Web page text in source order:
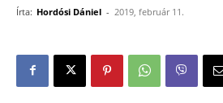
Írta: Hordósi Dániel - 2019, február 11.